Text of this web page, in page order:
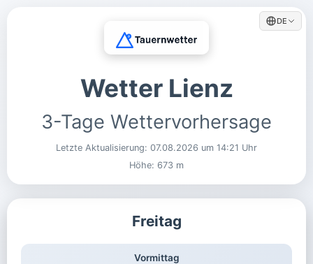
DE
Wetter Lienz
3-Tage Wettervorhersage
Letzte Aktualisierung: 07.08.2026 um 14:21 Uhr
Höhe: 673 m
Freitag
Vormittag